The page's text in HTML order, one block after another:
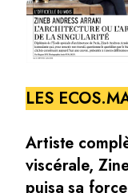
LES
Artiste
viscérale,
puisa sa